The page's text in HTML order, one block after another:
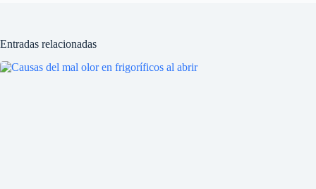
Entradas relacionadas